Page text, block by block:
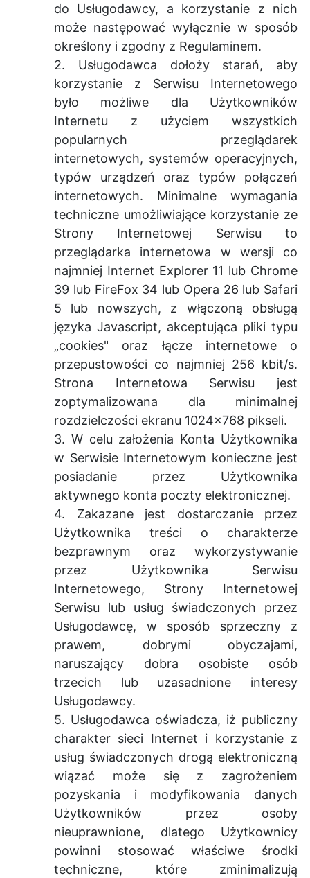
do Usługodawcy, a korzystanie z nich
może następować wyłącznie w sposób
określony i zgodny z Regulaminem.
2. Usługodawca dołoży starań, aby
korzystanie z Serwisu Internetowego
było możliwe dla Użytkowników
Internetu z użyciem wszystkich
popularnych przeglądarek
internetowych, systemów operacyjnych,
typów urządzeń oraz typów połączeń
internetowych. Minimalne wymagania
techniczne umożliwiające korzystanie ze
Strony Internetowej Serwisu to
przeglądarka internetowa w wersji co
najmniej Internet Explorer 11 lub Chrome
39 lub FireFox 34 lub Opera 26 lub Safari
5 lub nowszych, z włączoną obsługą
języka Javascript, akceptująca pliki typu
„cookies" oraz łącze internetowe o
przepustowości co najmniej 256 kbit/s.
Strona Internetowa Serwisu jest
zoptymalizowana dla minimalnej
rozdzielczości ekranu 1024x768 pikseli.
3. W celu założenia Konta Użytkownika
w Serwisie Internetowym konieczne jest
posiadanie przez Użytkownika
aktywnego konta poczty elektronicznej.
4. Zakazane jest dostarczanie przez
Użytkownika treści o charakterze
bezprawnym oraz wykorzystywanie
przez Użytkownika Serwisu
Internetowego, Strony Internetowej
Serwisu lub usług świadczonych przez
Usługodawcę, w sposób sprzeczny z
prawem, dobrymi obyczajami,
naruszający dobra osobiste osób
trzecich lub uzasadnione interesy
Usługodawcy.
5. Usługodawca oświadcza, iż publiczny
charakter sieci Internet i korzystanie z
usług świadczonych drogą elektroniczną
wiązać może się z zagrożeniem
pozyskania i modyfikowania danych
Użytkowników przez osoby
nieuprawnione, dlatego Użytkownicy
powinni stosować właściwe środki
techniczne, które zminimalizują